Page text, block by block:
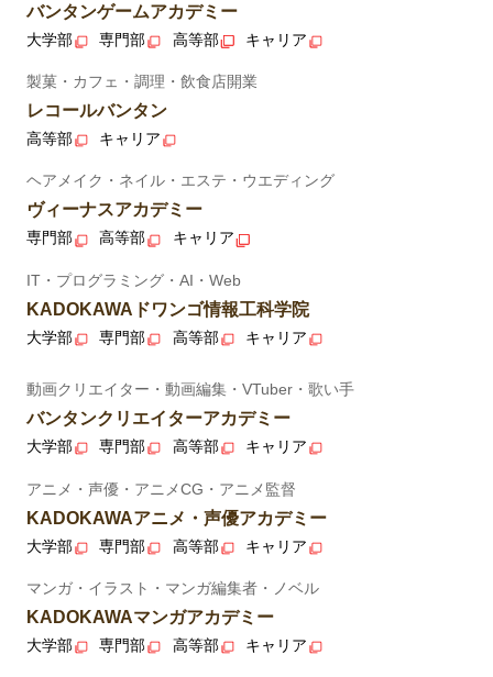
バンタンゲームアカデミー
大学部 専門部 高等部 キャリア
製菓・カフェ・調理・飲食店開業
レコールバンタン
高等部 キャリア
ヘアメイク・ネイル・エステ・ウエディング
ヴィーナスアカデミー
専門部 高等部 キャリア
IT・プログラミング・AI・Web
KADOKAWAドワンゴ情報工科学院
大学部 専門部 高等部 キャリア
動画クリエイター・動画編集・VTuber・歌い手
バンタンクリエイターアカデミー
大学部 専門部 高等部 キャリア
アニメ・声優・アニメCG・アニメ監督
KADOKAWAアニメ・声優アカデミー
大学部 専門部 高等部 キャリア
マンガ・イラスト・マンガ編集者・ノベル
KADOKAWAマンガアカデミー
大学部 専門部 高等部 キャリア